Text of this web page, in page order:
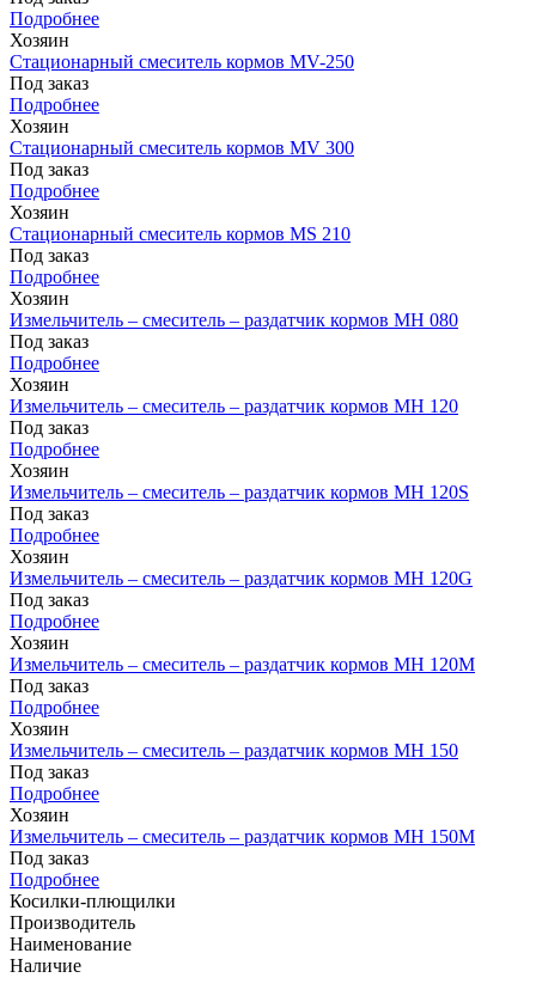
Подробнее
Хозяин
Стационарный смеситель кормов MV-250
Под заказ
Подробнее
Хозяин
Стационарный смеситель кормов MV 300
Под заказ
Подробнее
Хозяин
Стационарный смеситель кормов MS 210
Под заказ
Подробнее
Хозяин
Измельчитель – смеситель – раздатчик кормов MH 080
Под заказ
Подробнее
Хозяин
Измельчитель – смеситель – раздатчик кормов MH 120
Под заказ
Подробнее
Хозяин
Измельчитель – смеситель – раздатчик кормов MH 120S
Под заказ
Подробнее
Хозяин
Измельчитель – смеситель – раздатчик кормов MH 120G
Под заказ
Подробнее
Хозяин
Измельчитель – смеситель – раздатчик кормов MH 120М
Под заказ
Подробнее
Хозяин
Измельчитель – смеситель – раздатчик кормов MH 150
Под заказ
Подробнее
Хозяин
Измельчитель – смеситель – раздатчик кормов MH 150М
Под заказ
Подробнее
Косилки-плющилки
Производитель
Наименование
Наличие